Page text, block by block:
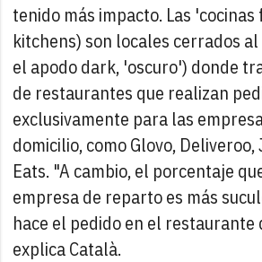
tenido más impacto. Las
kitchens) son locales cerrados
el apodo dark, 'oscuro') donde
de restaurantes que realizan
exclusivamente para las
domicilio, como Glovo, Deliveroo,
Eats. "A cambio, el porcentaje
empresa de reparto es más
hace el pedido en el
explica Català.